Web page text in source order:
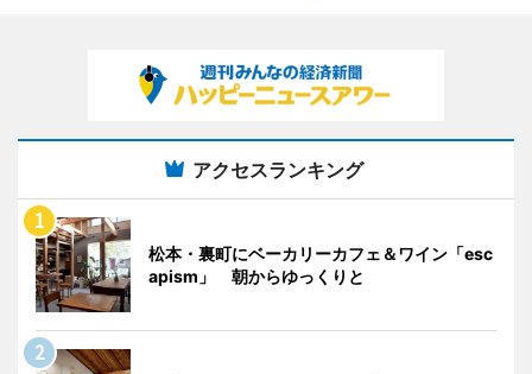
アクセスランキング
松本・裏町にベーカリーカフェ＆ワイン「esc
apism」 朝からゆっくりと